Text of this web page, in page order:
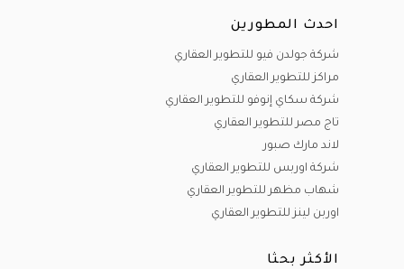
احدث المطورين
شركة جولدن فيو للتطوير العقاري
مراكز للتطوير العقاري
شركة سكاي إنوفو للتطوير العقاري
تاج مصر للتطوير العقاري
لاند مارك صبور
شركة اوربس للتطوير العقاري
شهاب مظهر للتطوير العقاري
اوربن لينز للتطوير العقاري
الأكثر بحثا